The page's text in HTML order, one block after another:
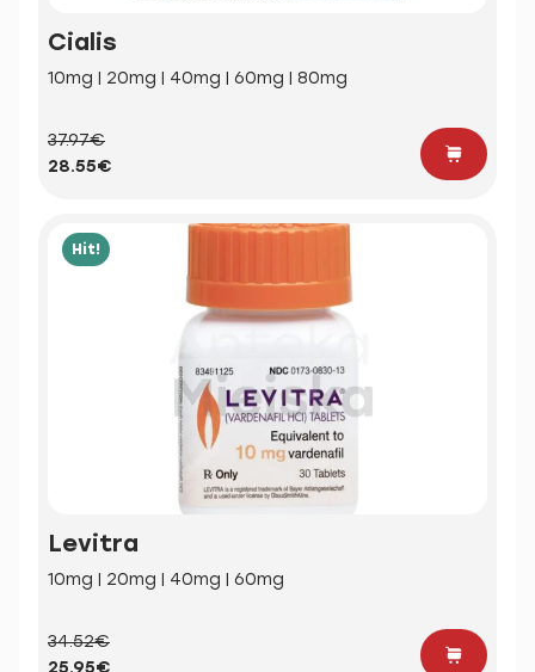
Cialis
10mg | 20mg | 40mg | 60mg | 80mg
37.97€
28.55€
Hit!
Levitra
10mg | 20mg | 40mg | 60mg
34.52€
25.95€